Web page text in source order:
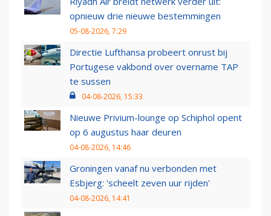
opnieuw drie nieuwe bestemmingen
05-08-2026, 7:29
Directie Lufthansa probeert onrust bij
Portugese vakbond over overname TAP
te sussen
04-08-2026, 15:33
Nieuwe Privium-lounge op Schiphol opent
op 6 augustus haar deuren
04-08-2026, 14:46
Groningen vanaf nu verbonden met
Esbjerg: 'scheelt zeven uur rijden'
04-08-2026, 14:41